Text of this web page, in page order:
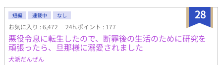
か、シリーズ中の独自設定が出ます。わからない設定は随時更新
する【00 人物紹介とネタバレ含む裏設定】を見てください。 *タ
グを良くご確認下さい。苦手な方はご遠慮ください。 *フェロモ
ン垂れ流す受けですが、エロは少ないです。入る時はタイトルに
＊マークが付きます。
28
短編 連載中 なし
お気に入り : 6,472 24h.ポイント : 177
悪役令息に転生したので、断罪後の生活のために研究を
頑張ったら、旦那様に溺愛されました
犬派だんぜん